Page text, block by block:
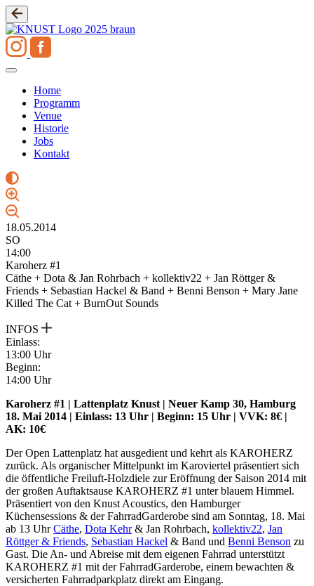
Zum
Inhalt
springen
Home
Programm
Venue
Historie
Jobs
Kontakt
18.05.2014
SO
14:00
Karoherz #1
Cäthe + Dota & Jan Rohrbach + kollektiv22 + Jan Röttger &
Friends + Sebastian Hackel & Band + Benni Benson + Mary Jane
Killed The Cat + BurnOut Sounds
INFOS
Einlass:
13:00 Uhr
Beginn:
14:00 Uhr
Karoherz #1 | Lattenplatz Knust | Neuer Kamp 30, Hamburg
18. Mai 2014 | Einlass: 13 Uhr | Beginn: 15 Uhr | VVK: 8€ |
AK: 10€
Der Open Lattenplatz hat ausgedient und kehrt als KAROHERZ
zurück. Als organischer Mittelpunkt im Karoviertel präsentiert sich
die öffentliche Freiluft-Holzdiele zur Eröffnung der Saison 2014 mit
der großen Auftaktsause KAROHERZ #1 unter blauem Himmel.
Präsentiert von den Knust Acoustics, den Hamburger
Küchensessions & der FahrradGarderobe sind am Sonntag, 18. Mai
ab 13 UhrCäthe, Dota Kehr& Jan Rohrbach, kollektiv22, Jan
Röttger & Friends, Sebastian Hackel & Band und Benni Benson zu
Gast. Die An- und Abreise mit dem eigenen Fahrrad unterstützt
KAROHERZ #1 mit der FahrradGarderobe, einem bewachten &
versicherten Fahrradparkplatz direkt am Eingang.